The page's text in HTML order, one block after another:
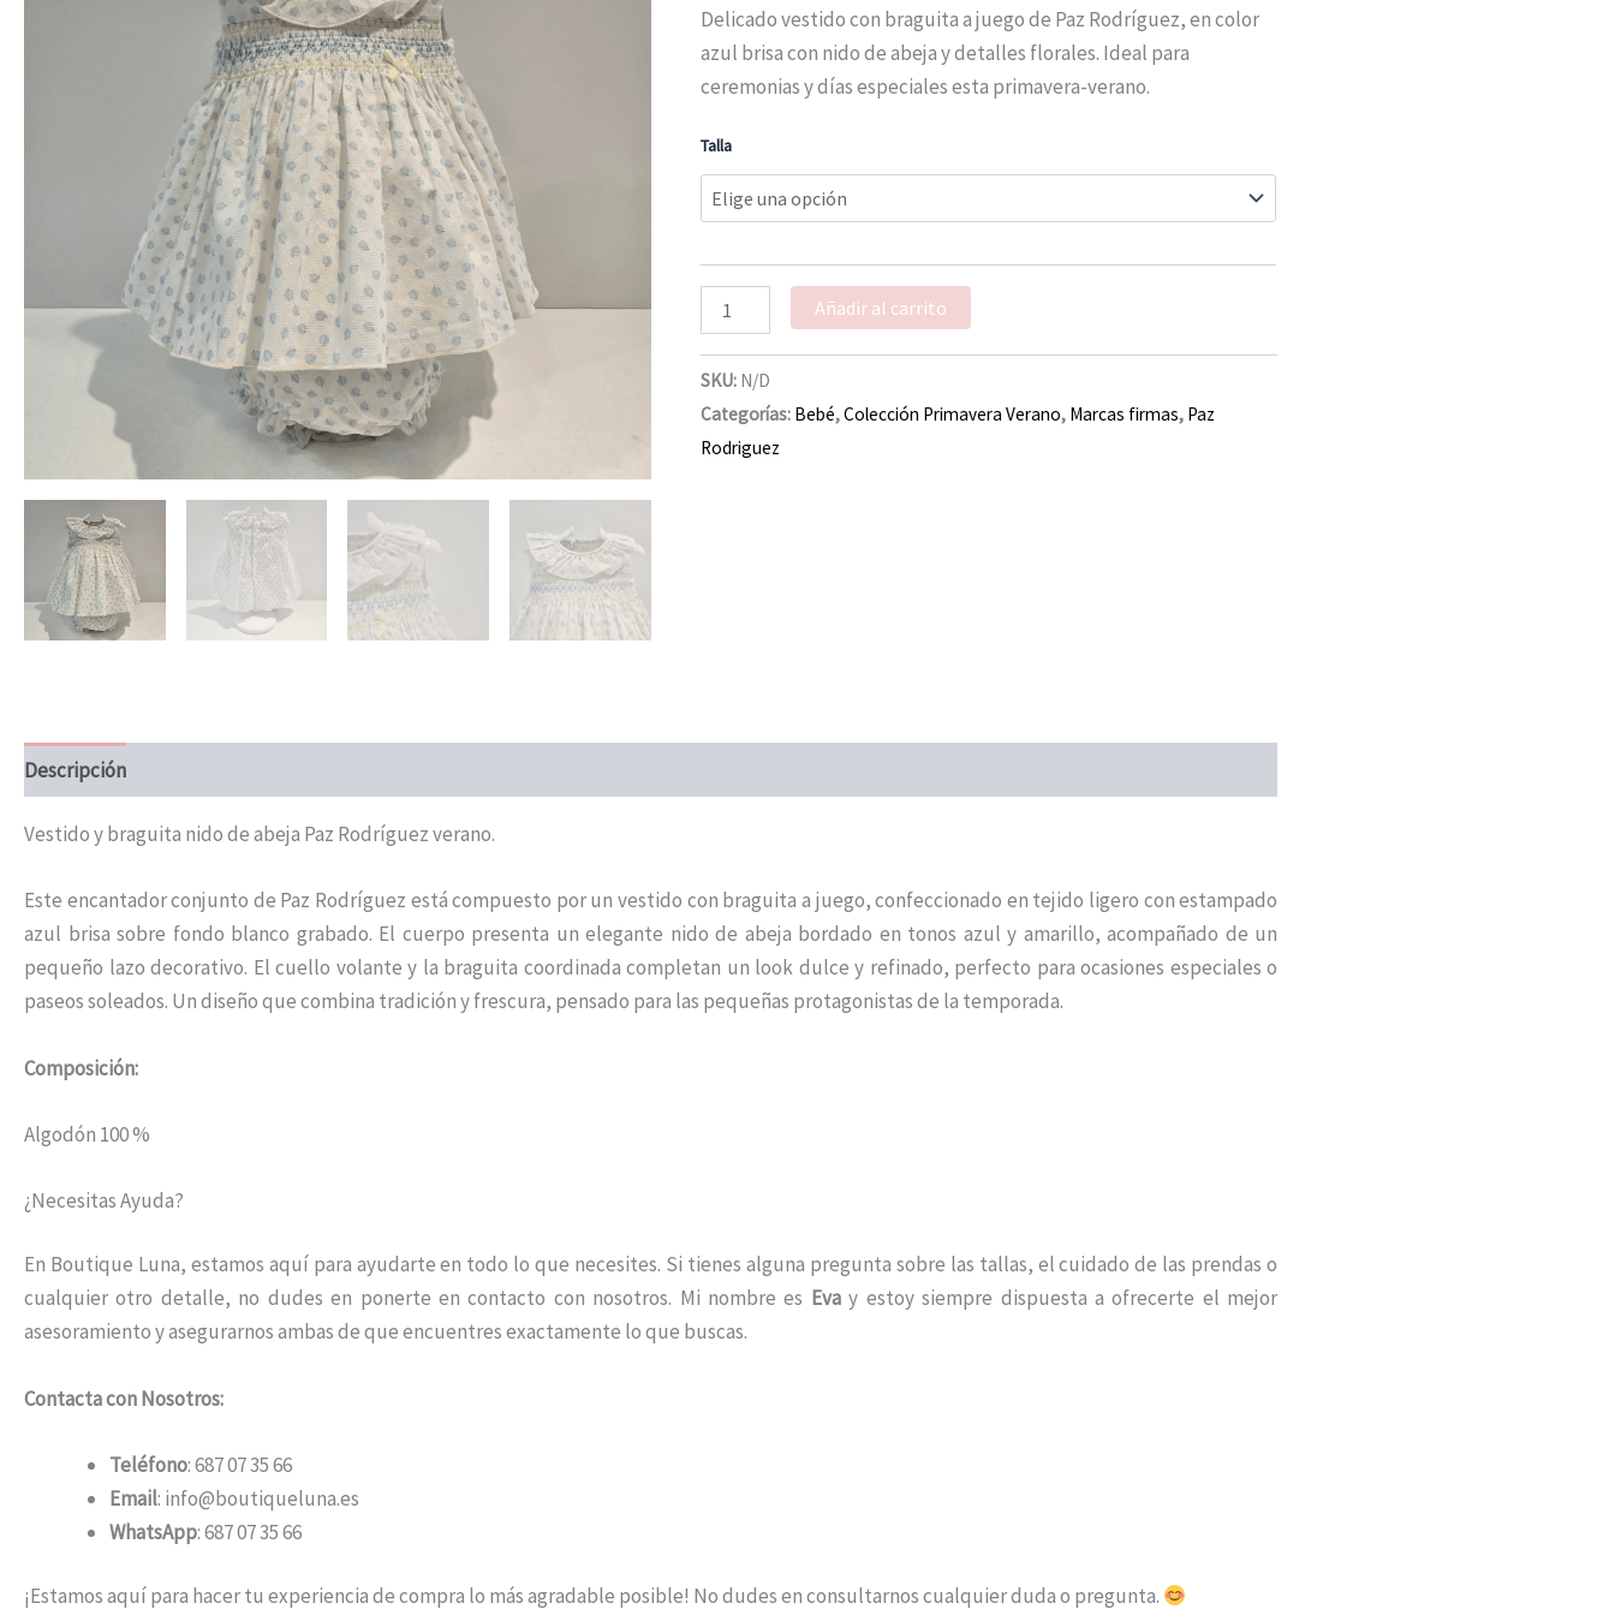
Delicado vestido con braguita a juego de Paz Rodríguez, en color
azul brisa con nido de abeja y detalles florales. Ideal para
ceremonias y días especiales esta primavera-verano.
Talla
Paz
Rodríguez
verano
cantidad
Añadir al carrito
SKU: N/D
Categorías: Bebé,Colección Primavera Verano, Marcas firmas, Paz
Rodriguez
Descripción
Vestido y braguita nido de abeja Paz Rodríguez verano.
Este encantador conjunto de Paz Rodríguez está compuesto por un vestido con braguita a juego, confeccionado en tejido ligero con estampado
azul brisa sobre fondo blanco grabado. El cuerpo presenta un elegante nido de abeja bordado en tonos azul y amarillo, acompañado de un
pequeño lazo decorativo. El cuello volante y la braguita coordinada completan un look dulce y refinado, perfecto para ocasiones especiales o
paseos soleados. Un diseño que combina tradición y frescura, pensado para las pequeñas protagonistas de la temporada.
Composición:
Algodón 100 %
¿Necesitas Ayuda?
En Boutique Luna, estamos aquí para ayudarte en todo lo que necesites. Si tienes alguna pregunta sobre las tallas, el cuidado de las prendas o
cualquier otro detalle, no dudes en ponerte en contacto con nosotros. Mi nombre es Evay estoy siempre dispuesta a ofrecerte el mejor
asesoramiento y asegurarnos ambas de que encuentres exactamente lo que buscas.
Contacta con Nosotros:
Teléfono: 687 07 35 66
Email: info@boutiqueluna.es
WhatsApp: 687 07 35 66
¡Estamos aquí para hacer tu experiencia de compra lo más agradable posible! No dudes en consultarnos cualquier duda o pregunta.